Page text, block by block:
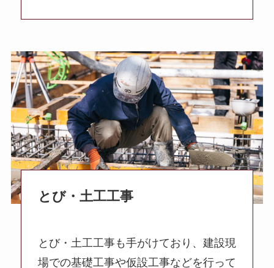
とび・土工工事
とび・土工工事も手がけており、建設現
場での基礎工事や仮設工事などを行って